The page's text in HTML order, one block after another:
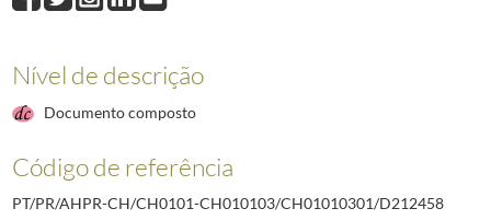
D211872Corpo de Tropas Pára-quedistas[sic]
Nível de descrição
Documento composto
Código de referência
PT/PR/AHPR-CH/CH0101-CH010103/CH01010301/D212458